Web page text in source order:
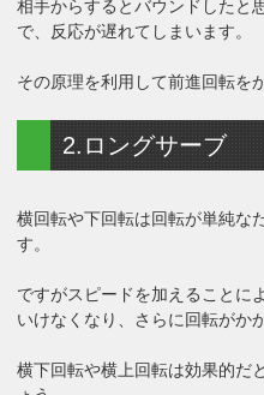
相手からするとバウンドしたと
で、反応が遅れてしまいます。
その原理を利用して前進回転を
2.ロングサーブ
横回転や下回転は回転が単純な
す。
ですがスピードを加えることに
いけなくなり、さらに回転がか
横下回転や横上回転は効果的だ